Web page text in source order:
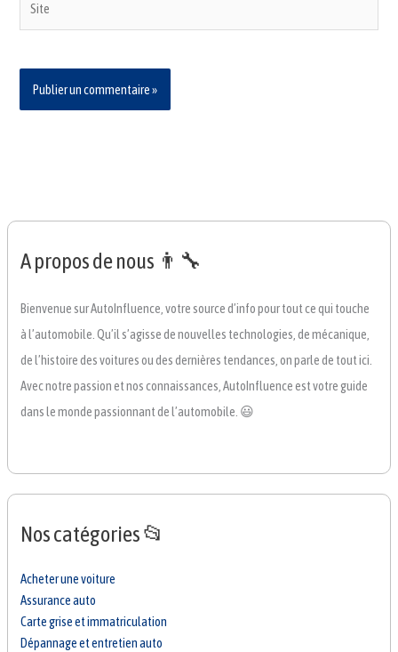
A propos de nous 👨‍🔧
Bienvenue sur AutoInfluence, votre source d’info pour tout ce qui touche
à l’automobile. Qu’il s’agisse de nouvelles technologies, de mécanique,
de l’histoire des voitures ou des dernières tendances, on parle de tout ici.
Avec notre passion et nos connaissances, AutoInfluence est votre guide
dans le monde passionnant de l’automobile. 😃
Nos catégories 📂
Acheter une voiture
Assurance auto
Carte grise et immatriculation
Dépannage et entretien auto